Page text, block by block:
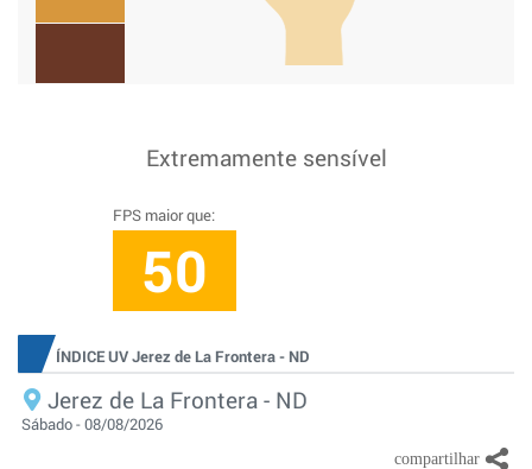
Extremamente sensível
FPS maior que:
50
ÍNDICE UV Jerez de La Frontera - ND
Jerez de La Frontera - ND
Sábado - 08/08/2026